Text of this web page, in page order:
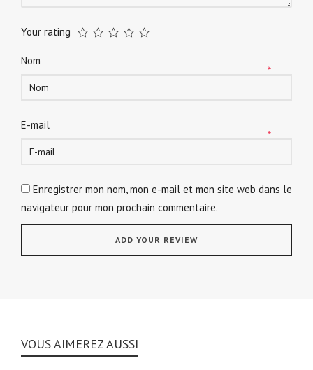
Your rating
Nom
*
E-mail
*
Enregistrer mon nom, mon e-mail et mon site web dans le
navigateur pour mon prochain commentaire.
VOUS AIMEREZ AUSSI